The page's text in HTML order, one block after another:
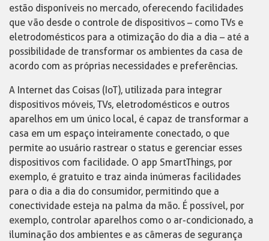
estão disponíveis no mercado, oferecendo facilidades
que vão desde o controle de dispositivos – como TVs e
eletrodomésticos para a otimização do dia a dia – até a
possibilidade de transformar os ambientes da casa de
acordo com as próprias necessidades e preferências.
A Internet das Coisas (IoT), utilizada para integrar
dispositivos móveis, TVs, eletrodomésticos e outros
aparelhos em um único local, é capaz de transformar a
casa em um espaço inteiramente conectado, o que
permite ao usuário rastrear o status e gerenciar esses
dispositivos com facilidade. O app SmartThings, por
exemplo, é gratuito e traz ainda inúmeras facilidades
para o dia a dia do consumidor, permitindo que a
conectividade esteja na palma da mão. É possível, por
exemplo, controlar aparelhos como o ar-condicionado, a
iluminação dos ambientes e as câmeras de segurança